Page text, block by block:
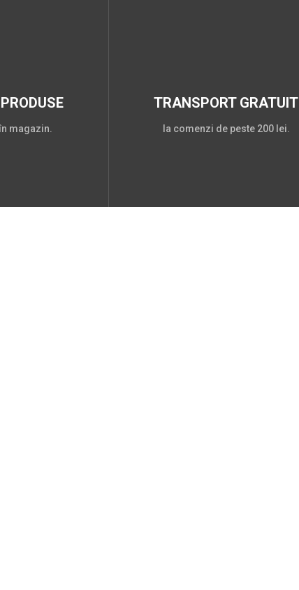
magazin.
TRANSPORT GRATUIT
la comenzi de peste 200 lei.